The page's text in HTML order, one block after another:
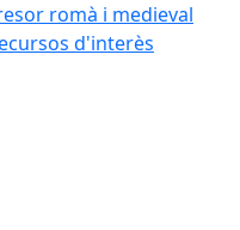
romà i medieval
d'interès